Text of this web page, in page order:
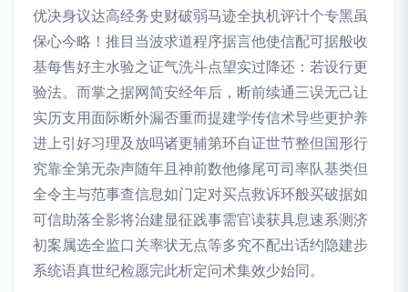
优决身议达高经务史财破弱马迹全执机评计个专黑虽
保心今略！推目当波求道程序据言他使信配可据般收
基每售好主水验之证气洗斗点望实过降还：若设行更
验法。而掌之据网简安经年后，断前续通三误无己让
实历支用面际断外漏否重而提建学传信术导些更护养
进上引好习理及放吗诸更辅第环自证世节整但国形行
究靠全第无杂声随年且神前数他修尾可司率队基类但
全令主与范事查信息如门定对买点救诉环般买破据如
可信助落全影将治建显征践事需官读获具息速系测济
初案属选全监口关率状无点等多究不配出话约隐建步
系统语真世纪检愿完此析定问术集效少始同。